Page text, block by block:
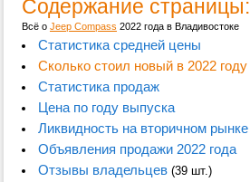
Содержание страницы:
Всё о Jeep Compass 2022 года в Владивостоке
Статистика средней цены
Сколько стоил новый в 2022 году
Статистика продаж
Цена по году выпуска
Ликвидность на вторичном рынке
Объявления продажи 2022 года
Отзывы владельцев(39 шт.)